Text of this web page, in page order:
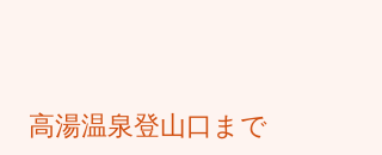
高湯温泉登山口まで